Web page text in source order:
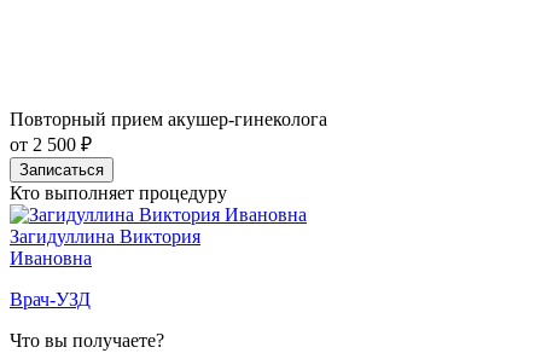
Повторный прием акушер-гинеколога
от 2 500 ₽
Записаться
Кто выполняет процедуру
Загидуллина Виктория
Ивановна
Врач-УЗД
Что вы получаете?